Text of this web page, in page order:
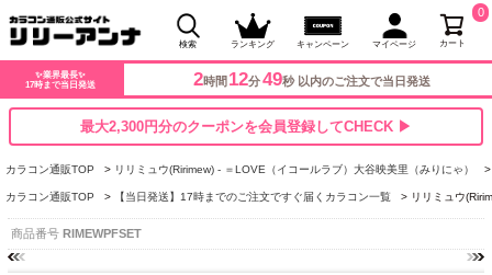
検索 ランキング キャンペーン マイページ カート
0
✨業界最長✨
17時まで当日発送
2時間 12分48秒 以内のご注文で当日発送
最大2,300円分のクーポンを会員登録してCHECK ▶
カラコン通販TOP リリミュウ(Ririmew) - ＝LOVE（イコールラブ）大谷映美里（みりにゃ）
カラコン通販TOP 【当日発送】17時までのご注文ですぐ届くカラコン一覧 リリミュウ
商品番号 RIMEWPFSET